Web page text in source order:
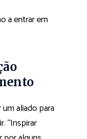
a entrar em
aliado para
“Inspirar